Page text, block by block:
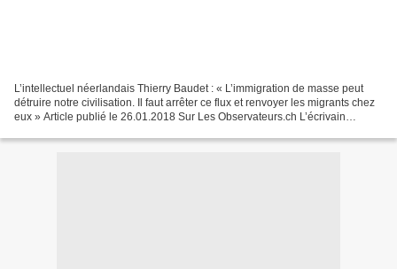
L’intellectuel néerlandais Thierry Baudet : « L’immigration de masse peut
détruire notre civilisation. Il faut arrêter ce flux et renvoyer les migrants chez
eux » Article publié le 26.01.2018 Sur Les Observateurs.ch L’écrivain